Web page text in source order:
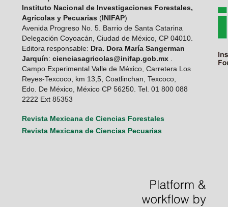
Instituto Nacional de Investigaciones Forestales,
Agrícolas y Pecuarias (INIFAP)
Avenida Progreso No. 5. Barrio de Santa Catarina
Delegación Coyoacán, Ciudad de México, CP 04010.
Editora responsable: Dra. Dora María Sangerman
Jarquín: cienciasagricolas@inifap.gob.mx.
Campo Experimental Valle de México, Carretera Los
Reyes-Texcoco, km 13,5, Coatlinchan, Texcoco,
Edo. De México, México CP 56250. Tel. 01 800 088
2222 Ext 85353
Revista Mexicana de Ciencias Forestales
Revista Mexicana de Ciencias Pecuarias